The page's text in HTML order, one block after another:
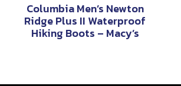
Columbia Men’s Newton
Ridge Plus II Waterproof
Hiking Boots – Macy’s